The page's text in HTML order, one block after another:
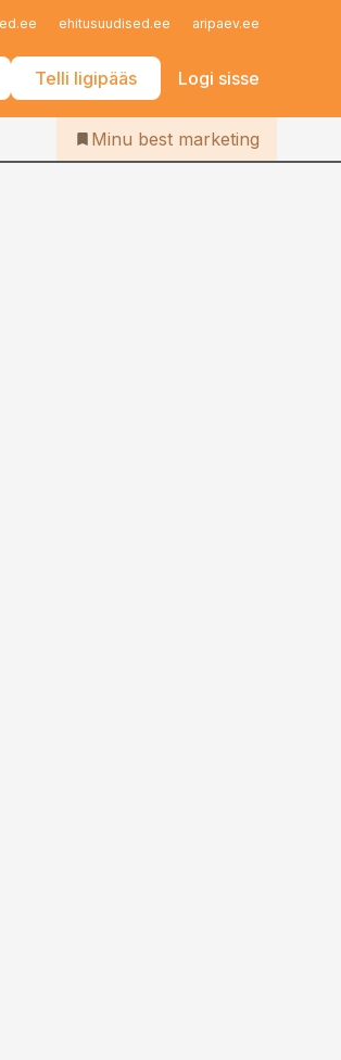
ehitusuudised.ee aripaev.ee
Telli ligipääs Logi sisse
Iseteenindus
Telli Bestmarketing
Minu best marketing